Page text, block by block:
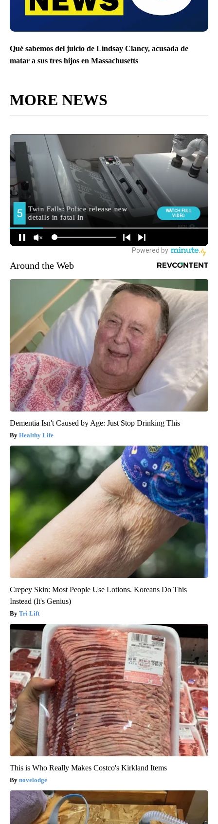
Qué sabemos del juicio de Lindsay Clancy, acusada de
matar a sus tres hijos en Massachusetts
MORE NEWS
Around the Web
Dementia Isn't Caused by Age: Just Stop Drinking This
Healthy Life
Crepey Skin: Most People Use Lotions. Koreans Do This
Instead (It's Genius)
Tri Lift
This is Who Really Makes Costco's Kirkland Items
novelodge